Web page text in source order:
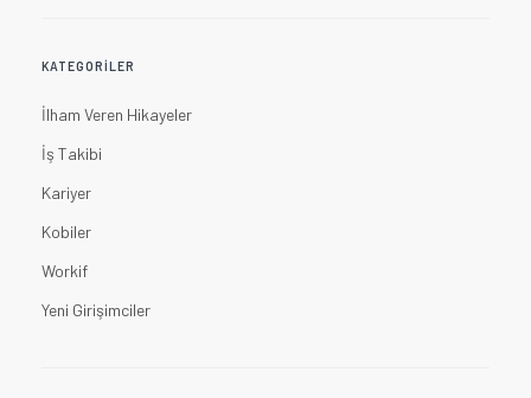
KATEGORILER
İlham Veren Hikayeler
İş Takibi
Kariyer
Kobiler
Workif
Yeni Girişimciler